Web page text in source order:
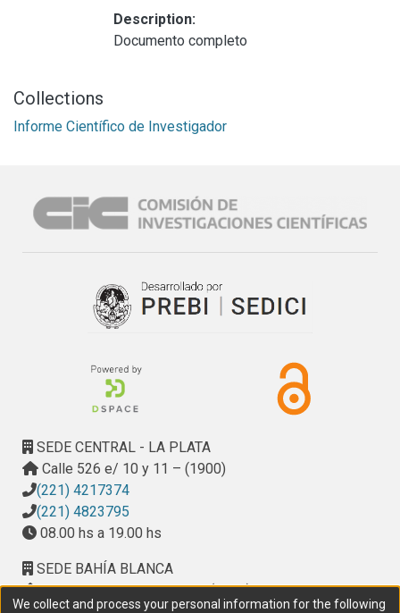
Description:
Documento completo
Collections
Informe Científico de Investigador
SEDE CENTRAL - LA PLATA
Calle 526 e/ 10 y 11 – (1900)
(221) 4217374
(221) 4823795
08.00 hs a 19.00 hs
SEDE BAHÍA BLANCA
Calle Ciudad de Cali 320 – (8000). Universidad
We collect and process your personal information for the following